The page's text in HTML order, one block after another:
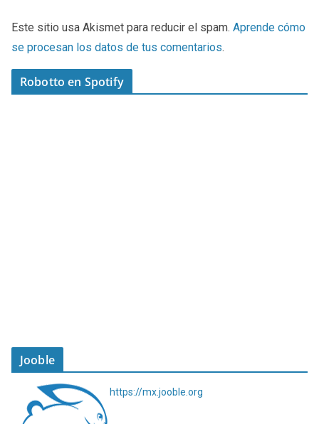
Este sitio usa Akismet para reducir el spam. Aprende cómo
se procesan los datos de tus comentarios.
Robotto en Spotify
Jooble
https://mx.jooble.org